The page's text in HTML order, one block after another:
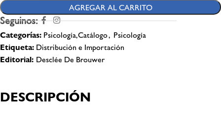
AGREGAR AL CARRITO
Seguinos:
Categorías: Psicología,Catálogo, Psicología
Etiqueta: Distribución e Importación
Editorial: Desclée De Brouwer
DESCRIPCIÓN